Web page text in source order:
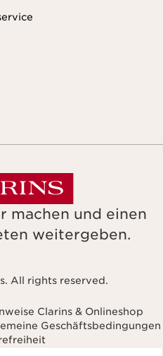
machen und einen
weitergeben.
All rights reserved.
Clarins & Onlineshop
Geschäftsbedingungen